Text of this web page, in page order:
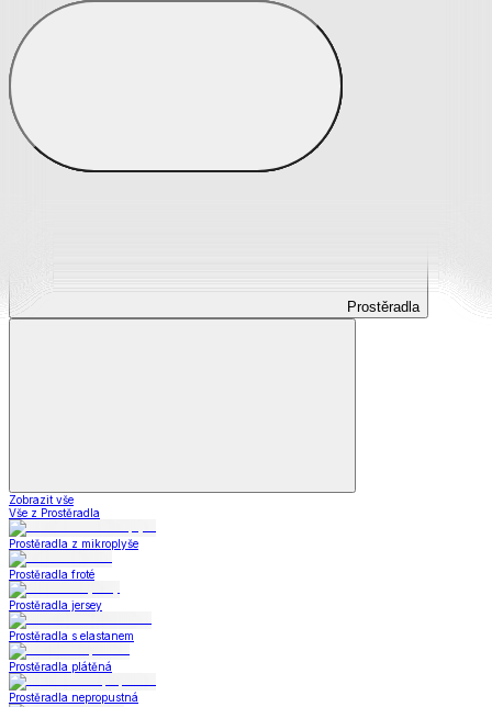
Prostěradla
Prostěradla
Zobrazit vše
Vše z Prostěradla
Prostěradla z mikroplyše
Prostěradla froté
Prostěradla jersey
Prostěradla s elastanem
Prostěradla plátěná
Prostěradla nepropustná